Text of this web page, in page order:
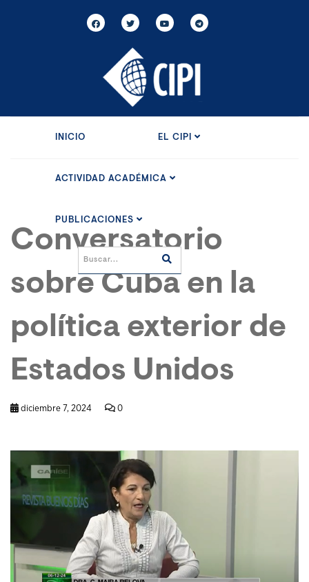
INICIO EL CIPI
ACTIVIDAD ACADÉMICA
PUBLICACIONES
Conversatorio
sobre Cuba en la
política exterior de
Estados Unidos
diciembre 7, 2024 0